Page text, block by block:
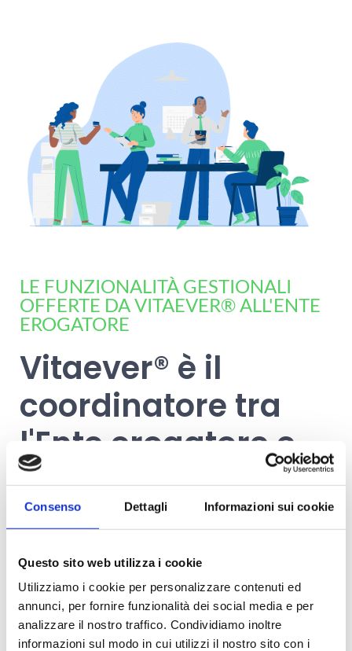
Consenso Dettagli Informazioni sui cookie
Questo sito web utilizza i cookie
Utilizziamo i cookie per personalizzare contenuti ed
annunci, per fornire funzionalità dei social media e per
analizzare il nostro traffico. Condividiamo inoltre
informazioni sul modo in cui utilizzi il nostro sito con i
LE FUNZIONALITÀ GESTIONALI
OFFERTE DA VITAEVER® ALL'ENTE
EROGATORE
Vitaever® è il
coordinatore tra
l'Ente erogatore e
l’ASL
L’integrazione di Vitaever® con la
piattaforma regionale AnDIamo 2.0
rappresenta un pilastro fondamentale
per ogni Ente Erogatore, trasformando
la gestione delle cure domiciliari in un